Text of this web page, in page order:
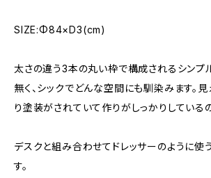
SIZE:Φ84×D3(cm)
太さの違う3本の丸い枠で構成されるシンプ
無く、シックでどんな空間にも馴染みます。
り塗装がされていて作りがしっかりしている
デスクと組み合わせてドレッサーのように使
す。